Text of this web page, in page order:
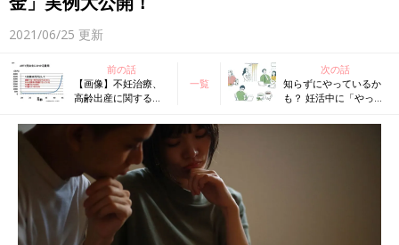
2021/06/25 更新
前の話
【画像】不妊治療、
高齢出産に関するデ
一覧
次の話
知らずにやっているか
も？ 妊活中に「やって
と」＆「うそ・本当」